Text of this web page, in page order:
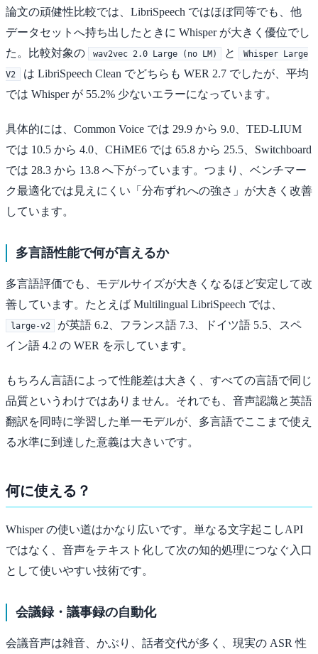
論文の頑健性比較では、LibriSpeech ではほぼ同等でも、他
データセットへ持ち出したときに Whisper が大きく優位でし
た。比較対象の
wav2vec 2.0 Large (no LM) と Whisper Large
V2
は LibriSpeech Clean でどちらも WER 2.7 でしたが、平均
では Whisper が 55.2% 少ないエラーになっています。
具体的には、Common Voice では 29.9 から 9.0、TED-LIUM
では 10.5 から 4.0、CHiME6 では 65.8 から 25.5、Switchboard
では 28.3 から 13.8 へ下がっています。つまり、ベンチマー
ク最適化では見えにくい「分布ずれへの強さ」が大きく改善
しています。
多言語性能で何が言えるか
多言語評価でも、モデルサイズが大きくなるほど安定して改
善しています。たとえば Multilingual LibriSpeech では、
large-v2
が英語 6.2、フランス語 7.3、ドイツ語 5.5、スペ
イン語 4.2 の WER を示しています。
もちろん言語によって性能差は大きく、すべての言語で同じ
品質というわけではありません。それでも、音声認識と英語
翻訳を同時に学習した単一モデルが、多言語でここまで使え
る水準に到達した意義は大きいです。
何に使える？
Whisper の使い道はかなり広いです。単なる文字起こしAPI
ではなく、音声をテキスト化して次の知的処理につなぐ入口
として使いやすい技術です。
会議録・議事録の自動化
会議音声は雑音、かぶり、話者交代が多く、現実の ASR 性